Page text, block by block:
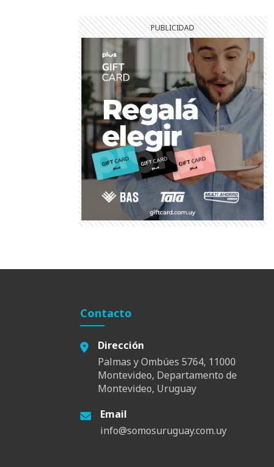
Contacto
Dirección
Palmas y Ombúes 5764, 11000
Montevideo, Departamento de
Montevideo, Uruguay
Email
info@somosuruguay.com.uy